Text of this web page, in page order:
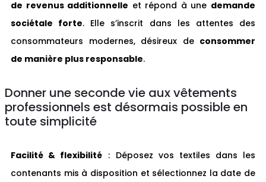
de revenus additionnelle et répond à une demande
sociétale forte. Elle s’inscrit dans les attentes des
consommateurs modernes, désireux de consommer
de manière plus responsable.
Donner une seconde vie aux vêtements
professionnels est désormais possible en
toute simplicité
Facilité & flexibilité : Déposez vos textiles dans les
contenants mis à disposition et sélectionnez la date de